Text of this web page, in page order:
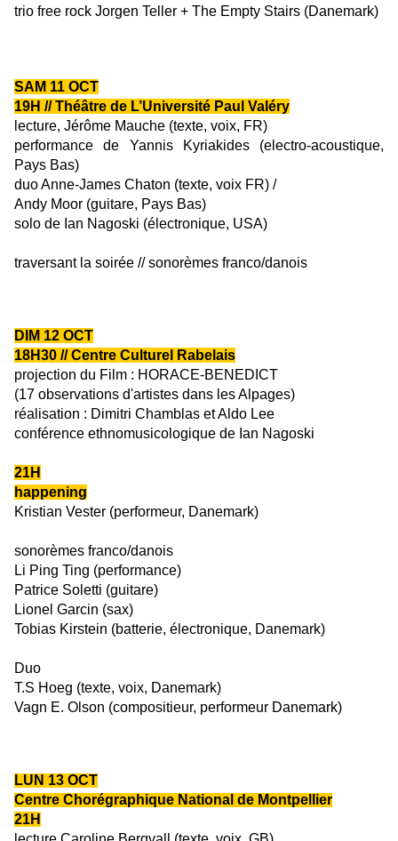
trio free rock Jorgen Teller + The Empty Stairs (Danemark)
SAM 11 OCT
19H // Théâtre de L’Université Paul Valéry
ecture, Jérôme Mauche (texte, voix, FR)
performance
de Yannis Kyriakides (electro-acoustique,
Pays Bas)
duoAnne-James Chaton (texte, voix FR) /
Andy Moor (guitare, Pays Bas)
solo de Ian Nagoski (électronique, USA)
traversant la soirée // sonorèmes franco/danois
DIM 12 OCT
18H30 // Centre Culturel Rabelais
projection du Film : HORACE-BENEDICT
(17 observations d'artistes dans les Alpages)
réalisation : Dimitri Chamblas et Aldo Lee
conférence ethnomusicologique de Ian Nagoski
21H
happening
Kristian Vester (performeur, Danemark)
sonorèmes franco/danois
Li Ping Ting (performance)
Patrice Soletti (guitare)
Lionel Garcin (sax)
Tobias Kirstein (batterie, électronique, Danemark)
Duo
T.S Hoeg (texte, voix, Danemark)
Vagn E. Olson (compositieur, performeur Danemark)
LUN 13 OCT
Centre Chorégraphique National de Montpellier
21H